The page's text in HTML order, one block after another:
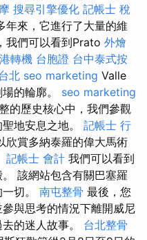
搜尋引擎優化 記帳士 稅
年來，它進行了大量的維
我們可以看到Prato 外燴
轉機 台胞證 台中泰式按
北 seo marketing Valle
的輪廓。 seo marketing
的歷史核心中，我們參觀
地安息之地。 記帳士 行
欣賞多納泰羅的偉大馬術
記帳士 會計 我們可以看到
該網站包含有關巴塞羅
切。 南屯整骨 最後，您
與思考的情況下離開威尼
的迷人故事。 台北整骨